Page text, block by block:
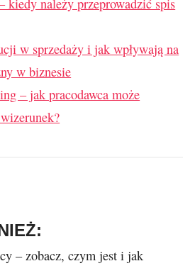
w sprzedaży i jak wpływają na
w biznesie
– jak pracodawca może
– zobacz, czym jest i jak